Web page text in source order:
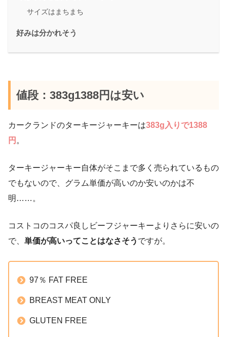
サイズはまちまち
好みは分かれそう
値段：383g1388円は安い
カークランドのターキージャーキーは383g入りで1388
円 。
ターキージャーキー自体がそこまで多く売られているもの
でもないので、グラム単価が高いのか安いのかは不
明……。
コストコのコスパ良しビーフジャーキーよりさらに安いの
で、 単価が高いってことはなさそう ですが。
97％ FAT FREE
BREAST MEAT ONLY
GLUTEN FREE